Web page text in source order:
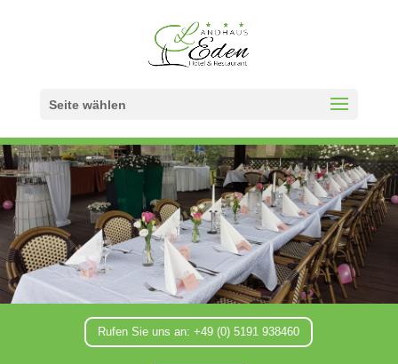
Seite wählen
Rufen Sie uns an: +49 (0) 5191 938460